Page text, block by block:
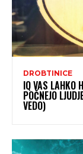
DROBTINICE
IQ VAS LAHKO
POČNEJO
VEDO)